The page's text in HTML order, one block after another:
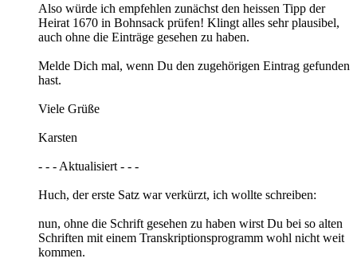
Also würde ich empfehlen zunächst den heissen Tipp der
Heirat 1670 in Bohnsack prüfen! Klingt alles sehr plausibel,
auch ohne die Einträge gesehen zu haben.
Melde Dich mal, wenn Du den zugehörigen Eintrag gefunden
hast.
Viele Grüße
Karsten
- - - Aktualisiert - - -
Huch, der erste Satz war verkürzt, ich wollte schreiben:
nun, ohne die Schrift gesehen zu haben wirst Du bei so alten
Schriften mit einem Transkriptionsprogramm wohl nicht weit
kommen.